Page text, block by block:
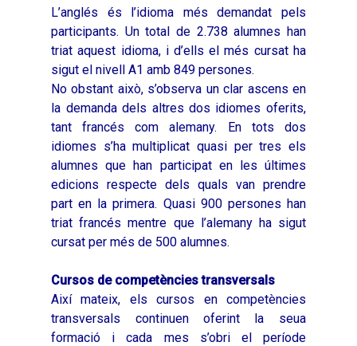
L’anglés és l’idioma més demandat pels
participants. Un total de 2.738 alumnes han
triat aquest idioma, i d’ells el més cursat ha
sigut el nivell A1 amb 849 persones.
No obstant això, s’observa un clar ascens en
la demanda dels altres dos idiomes oferits,
tant francés com alemany. En tots dos
idiomes s’ha multiplicat quasi per tres els
alumnes que han participat en les últimes
edicions respecte dels quals van prendre
part en la primera. Quasi 900 persones han
triat francés mentre que l’alemany ha sigut
cursat per més de 500 alumnes.
Cursos de competències transversals
Així mateix, els cursos en competències
transversals continuen oferint la seua
formació i cada mes s’obri el període
Inici
Presentació
Què és Avalem
Missions
Diagnòstics
Objectius
Experimentals
Processos d’Innovació
Territorial
Publicacions
2016
2019
Infografies
Infografies 2022
Infografies 2023
LABORA
Documentació